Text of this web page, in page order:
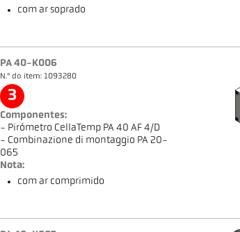
com ar soprado
PA 40-K006
N.º do item: 1093280
3
Componentes:
- Pirómetro CellaTemp PA 40 AF 4/D
- Combinazione di montaggio PA 20-
065
Nota:
com ar comprimido